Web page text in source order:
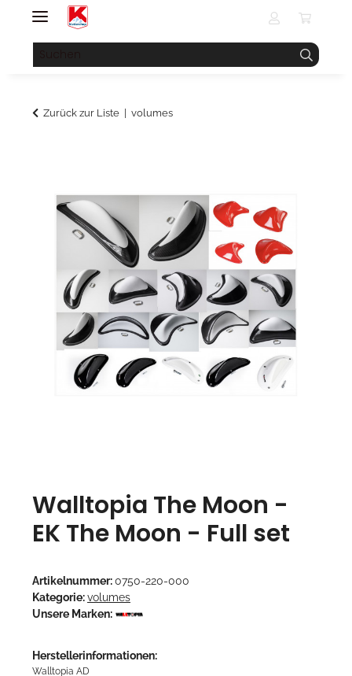
Zurück zur Liste volumes
Walltopia The Moon -
EK The Moon - Full set
Artikelnummer:0750-220-000
Kategorie:volumes
Unsere Marken:
Herstellerinformationen:
Walltopia AD